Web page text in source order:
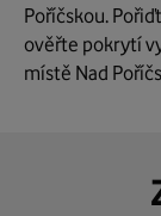
Poříčskou.
ověřte pokrytí
místě Nad